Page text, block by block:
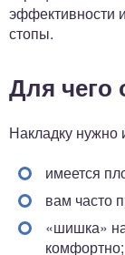
эффективности
стопы.
Для чего
Накладку нужно
имеется
вам часто
«шишка»
комфортно;